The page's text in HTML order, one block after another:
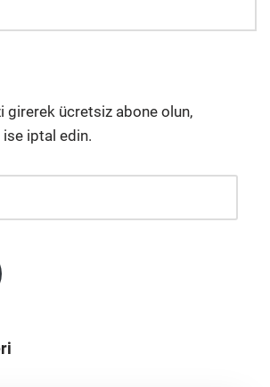
girerek ücretsiz abone olun,
iptal edin.